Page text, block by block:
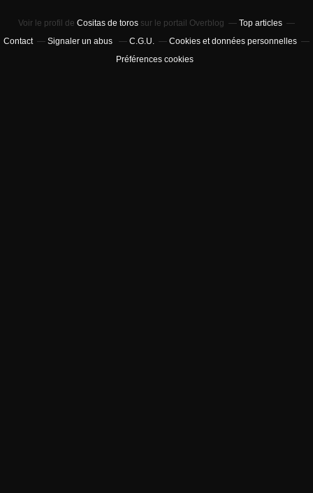
Voir le profil de Cositas de toros sur le portail Overblog
Top articles
Contact
Signaler un abus C.G.U.
Cookies et données personnelles
Préférences cookies